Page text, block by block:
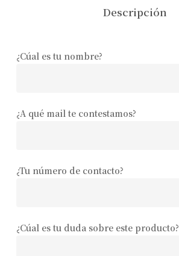
Descripción
¿Cúal es tu nombre?
¿A qué mail te contestamos?
¿Tu número de contacto?
¿Cúal es tu duda sobre este producto?